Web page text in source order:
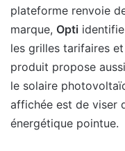
plateforme renvoie
marque, Opti
les grilles tarifaires
produit propose
le solaire
affichée est de viser
énergétique pointue.